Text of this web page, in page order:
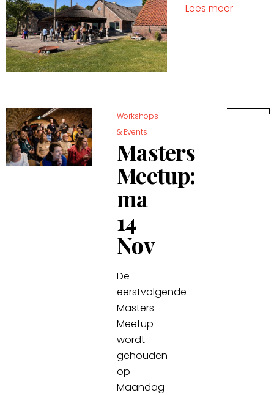
Lees meer
Workshops
& Events
Masters
Meetup:
ma
14
Nov
De
eerstvolgende
Masters
Meetup
wordt
gehouden
op
Maandag